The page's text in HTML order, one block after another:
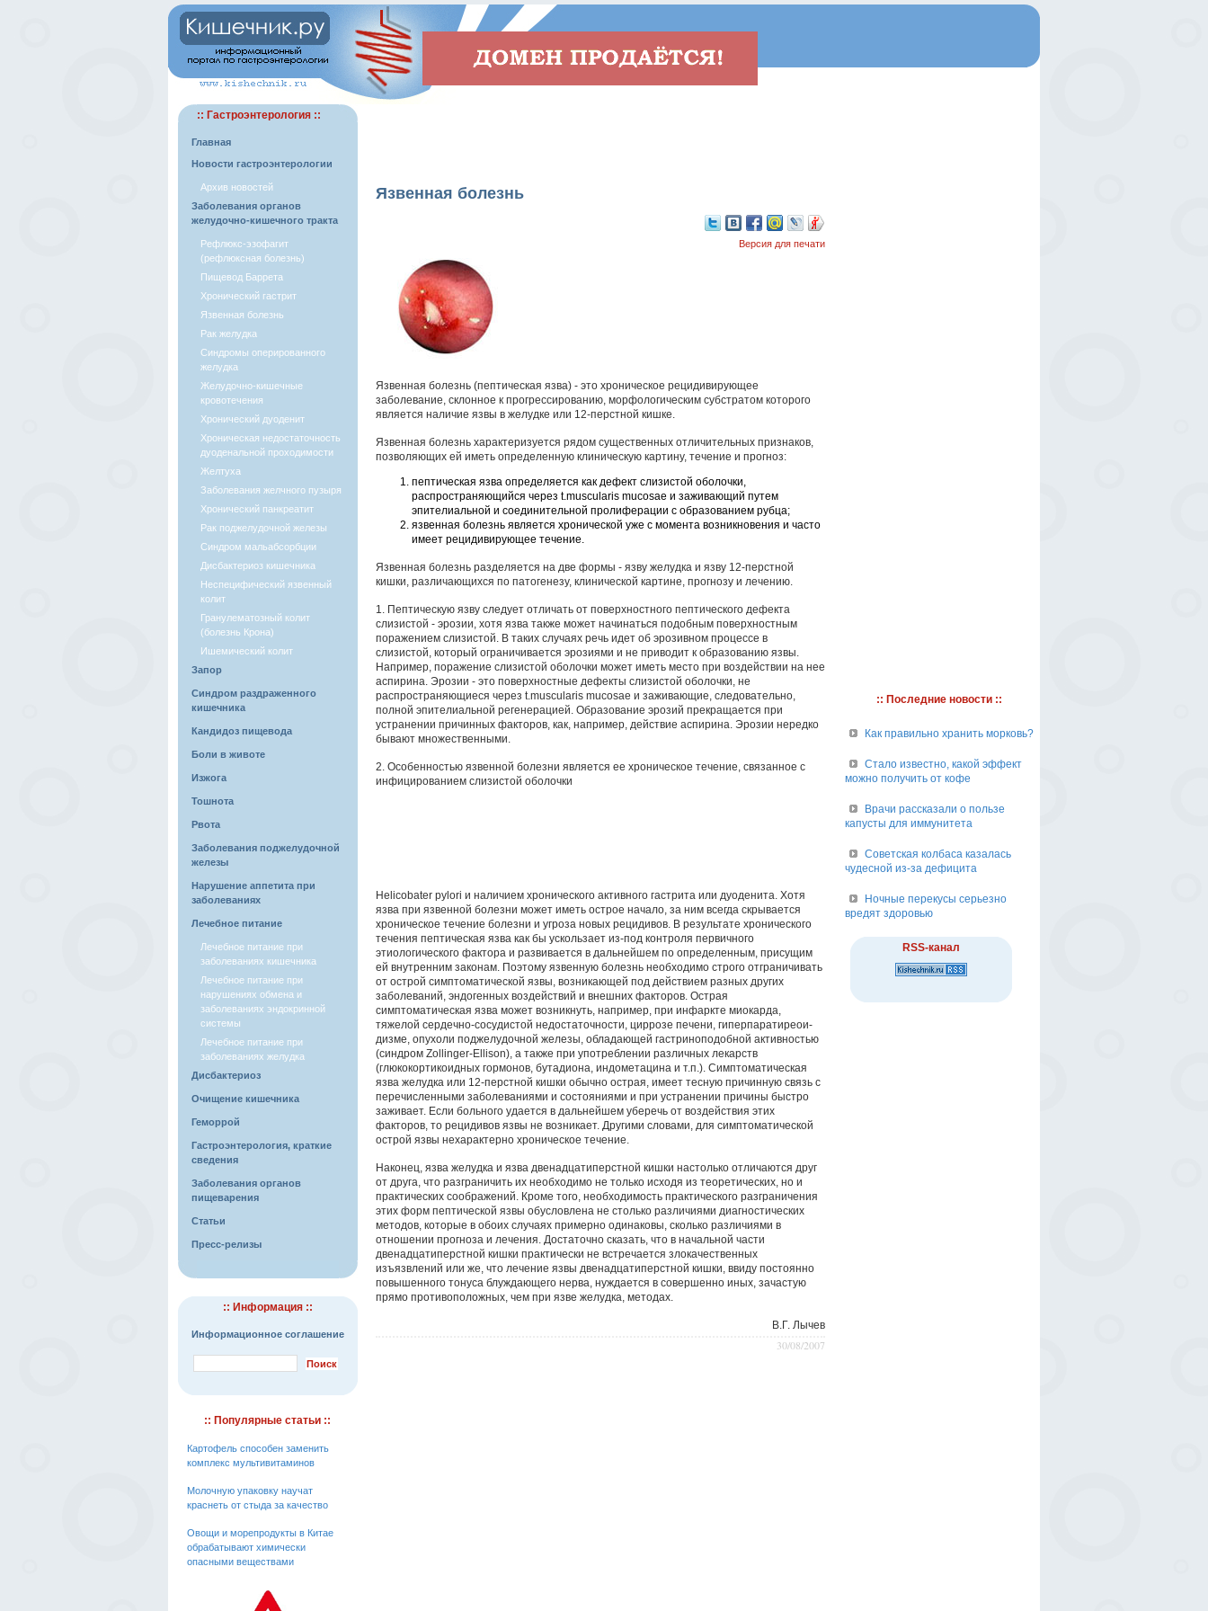
:: Гастроэнтерология ::
Главная
Новости гастроэнтерологии
Архив новостей
Заболевания органов
желудочно-кишечного тракта
Рефлюкс-эзофагит
(рефлюксная болезнь)
Пищевод Баррета
Хронический гастрит
Язвенная болезнь
Рак желудка
Синдромы оперированного
желудка
Желудочно-кишечные
кровотечения
Хронический дуоденит
Хроническая недостаточность
дуоденальной проходимости
Желтуха
Заболевания желчного пузыря
Хронический панкреатит
Рак поджелудочной железы
Синдром мальабсорбции
Дисбактериоз кишечника
Неспецифический язвенный
колит
Гранулематозный колит
(болезнь Крона)
Ишемический колит
Запор
Синдром раздраженного
кишечника
Кандидоз пищевода
Боли в животе
Изжога
Тошнота
Рвота
Заболевания поджелудочной
железы
Нарушение аппетита при
заболеваниях
Лечебное питание
Лечебное питание при
заболеваниях кишечника
Лечебное питание при
нарушениях обмена и
заболеваниях эндокринной
системы
Лечебное питание при
заболеваниях желудка
Дисбактериоз
Очищение кишечника
Геморрой
Гастроэнтерология, краткие
сведения
Заболевания органов
пищеварения
Статьи
Пресс-релизы
:: Информация ::
Информационное соглашение
:: Популярные статьи ::
Картофель способен заменить
комплекс мультивитаминов
Молочную упаковку научат
краснеть от стыда за качество
Овощи и морепродукты в Китае
обрабатывают химически
опасными веществами
Язвенная болезнь
Версия для печати
Язвенная болезнь (пептическая язва) - это хроническое рецидивирующее
заболевание, склонное к прогрессированию, морфологическим субстратом которого
является наличие язвы в желудке или 12-перстной кишке.
Язвенная болезнь характеризуется рядом существенных отличительных признаков,
позволяющих ей иметь определенную клиническую картину, течение и прогноз:
пептическая язва определяется как дефект слизистой оболочки,
распространяющийся через t.muscularis mucosae и заживающий путем
эпителиальной и соединительной пролиферации с образованием рубца;
язвенная болезнь является хронической уже с момента возникновения и часто
имеет рецидивирующее течение.
Язвенная болезнь разделяется на две формы - язву желудка и язву 12-перстной
кишки, различающихся по патогенезу, клинической картине, прогнозу и лечению.
1. Пептическую язву следует отличать от поверхностного пептического дефекта
слизистой - эрозии, хотя язва также может начинаться подобным поверхностным
поражением слизистой. В таких случаях речь идет об эрозивном процессе в
слизистой, который ограничивается эрозиями и не приводит к образованию язвы.
Например, поражение слизистой оболочки может иметь место при воздействии на нее
аспирина. Эрозии - это поверхностные дефекты слизистой оболочки, не
распространяющиеся через t.muscularis mucosae и заживающие, следовательно,
полной эпителиальной регенерацией. Образование эрозий прекращается при
устранении причинных факторов, как, например, действие аспирина. Эрозии нередко
бывают множественными.
2. Особенностью язвенной болезни является ее хроническое течение, связанное с
инфицированием слизистой оболочки
Helicobater pylori и наличием хронического активного гастрита или дуоденита. Хотя
язва при язвенной болезни может иметь острое начало, за ним всегда скрывается
хроническое течение болезни и угроза новых рецидивов. В результате хронического
течения пептическая язва как бы ускользает из-под контроля первичного
этиологического фактора и развивается в дальнейшем по определенным, присущим
ей внутренним законам. Поэтому язвенную болезнь необходимо строго отграничивать
от острой симптоматической язвы, возникающей под действием разных других
заболеваний, эндогенных воздействий и внешних факторов. Острая
симптоматическая язва может возникнуть, например, при инфаркте миокарда,
тяжелой сердечно-сосудистой недостаточности, циррозе печени, гиперпаратиреои-
дизме, опухоли поджелудочной железы, обладающей гастриноподобной активностью
(синдром Zollinger-Ellison), а также при употреблении различных лекарств
(глюкокортикоидных гормонов, бутадиона, индометацина и т.п.). Симптоматическая
язва желудка или 12-перстной кишки обычно острая, имеет тесную причинную связь с
перечисленными заболеваниями и состояниями и при устранении причины быстро
заживает. Если больного удается в дальнейшем уберечь от воздействия этих
факторов, то рецидивов язвы не возникает. Другими словами, для симптоматической
острой язвы нехарактерно хроническое течение.
Наконец, язва желудка и язва двенадцатиперстной кишки настолько отличаются друг
от друга, что разграничить их необходимо не только исходя из теоретических, но и
практических соображений. Кроме того, необходимость практического разграничения
этих форм пептической язвы обусловлена не столько различиями диагностических
методов, которые в обоих случаях примерно одинаковы, сколько различиями в
отношении прогноза и лечения. Достаточно сказать, что в начальной части
двенадцатиперстной кишки практически не встречается злокачественных
изъязвлений или же, что лечение язвы двенадцатиперстной кишки, ввиду постоянно
повышенного тонуса блуждающего нерва, нуждается в совершенно иных, зачастую
прямо противоположных, чем при язве желудка, методах.
В.Г. Лычeв
30/08/2007
:: Последние новости ::
Как правильно хранить морковь?
Стало известно, какой эффект
можно получить от кофе
Врачи рассказали о пользе
капусты для иммунитета
Советская колбаса казалась
чудесной из-за дефицита
Ночные перекусы серьезно
вредят здоровью
RSS-канал